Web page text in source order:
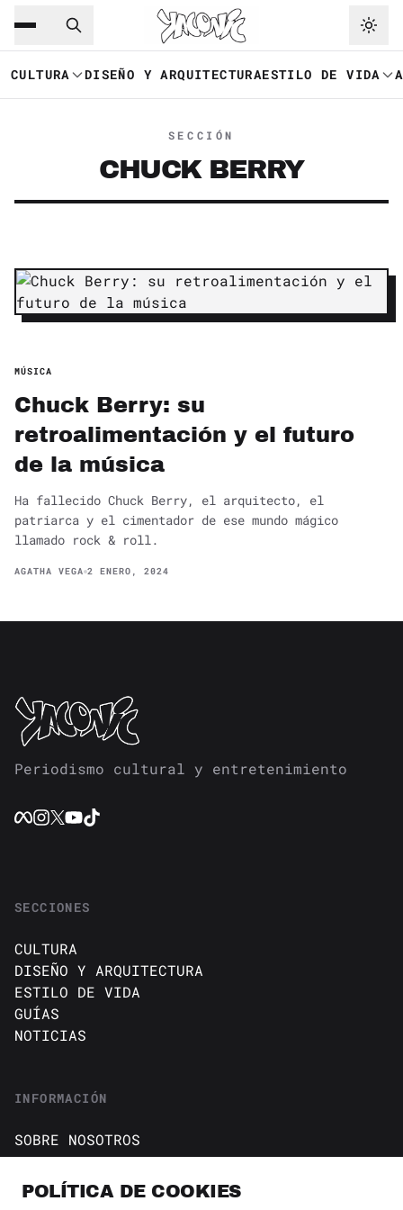
Saltar al contenido principal
CULTURA DISEÑO Y ARQUITECTURAESTILO DE VIDA
SECCIÓN
CHUCK BERRY
MÚSICA
Chuck Berry: su
retroalimentación y el futuro
de la música
Ha fallecido Chuck Berry, el arquitecto, el
patriarca y el cimentador de ese mundo mágico
llamado rock & roll.
AGATHA VEGA 2 ENERO, 2024
Periodismo cultural y entretenimiento
SECCIONES
CULTURA
DISEÑO Y ARQUITECTURA
ESTILO DE VIDA
GUÍAS
NOTICIAS
INFORMACIÓN
SOBRE NOSOTROS
CONTACTO
Política de cookies
AVISO DE PRIVACIDAD
POLÍTICA DE COOKIES